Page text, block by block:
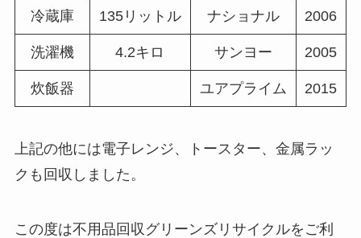
冷蔵庫 135リットル ナショナル 2006
洗濯機 4.2キロ サンヨー 2005
炊飯器 ユアプライム 2015
上記の他には電子レンジ、トースター、金属ラッ
クも回収しました。
この度は不用品回収グリーンズリサイクルをご利